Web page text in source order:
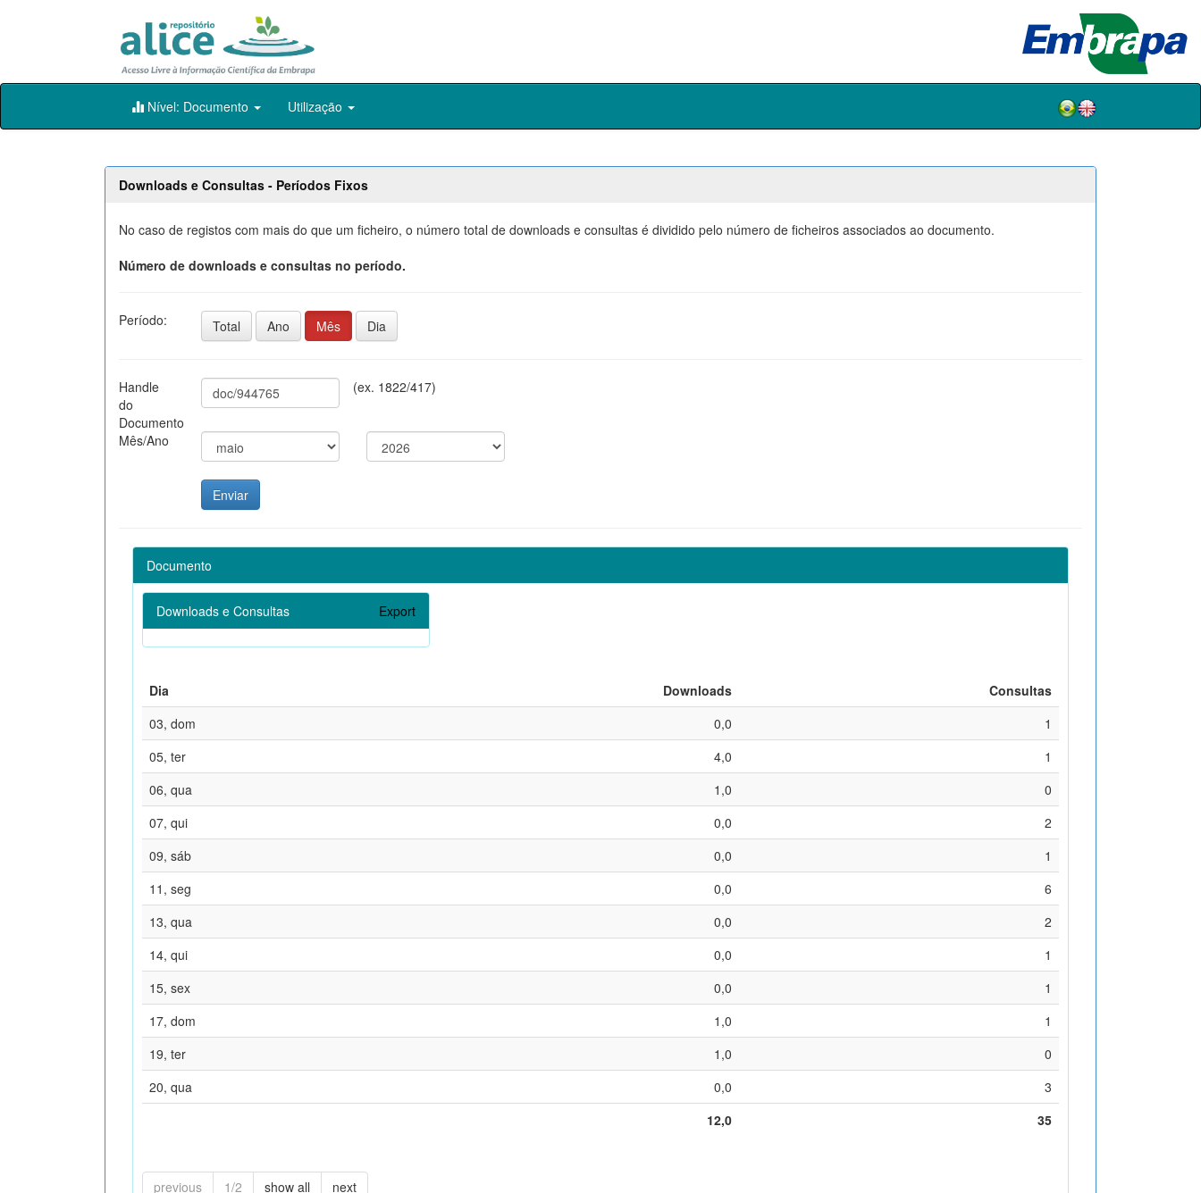
Skip
Nível: Documento Utilização
Downloads e Consultas - Períodos Fixos
No caso de registos com mais do que um ficheiro, o número total de downloads e consultas é dividido pelo número de ficheiros associados ao documento.
Número de downloads e consultas no período.
Período: Total Ano Mês Dia
Handle
do
Documento
(ex. 1822/417)
Mês/Ano
Documento
Downloads e Consultas Export
Dia Downloads
Consultas
03, dom
0,0
1
05, ter
4,0
1
06, qua
1,0
0
07, qui
0,0
2
09, sáb
0,0
1
11, seg
0,0
6
13, qua
0,0
2
14, qui
0,0
1
15, sex
0,0
1
17, dom
1,0
1
19, ter
1,0
0
20, qua
0,0
3
12,0
35
previous 1/2 show all next